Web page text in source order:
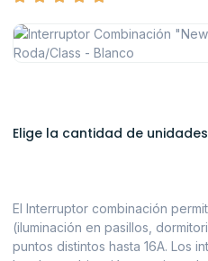
Elige la cantidad de unidades
El Interruptor combinación
(iluminación en pasillos,
puntos distintos hasta 16A. Los